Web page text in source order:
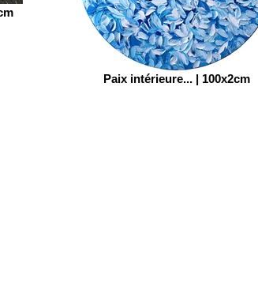
Paix intérieure... | 100x2cm